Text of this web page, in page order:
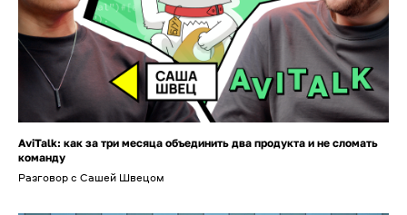
AviTalk: как за три месяца объединить два продукта и не сломать
команду
Разговор с Сашей Швецом